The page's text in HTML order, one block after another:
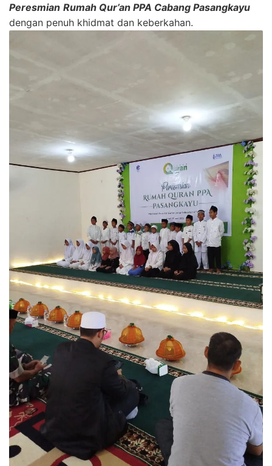
Peresmian Rumah Qur’an PPA Cabang Pasangkayu
dengan penuh khidmat dan keberkahan.